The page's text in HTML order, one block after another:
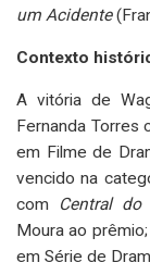
um Acidente
Contexto
A vitória de
Fernanda Torres
em Filme de
vencido na
com
Central do
Moura ao
em Série de